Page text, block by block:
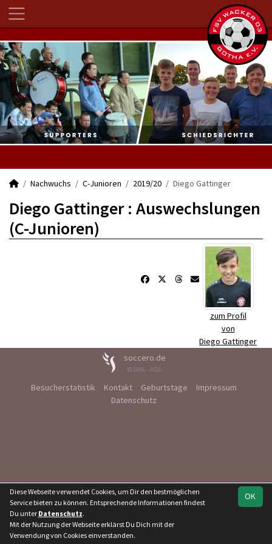
Nachwuchs C-Junioren 2019/20 Diego Gattinger
Diego Gattinger : Auswechslungen
(C-Junioren)
zum Profil
von
Diego Gattinger
soccero.de
© 2006 - 2026
Besucherstatistik Kontakt Geburtstage
Impressum
Datenschutz
OK
Diese Webseite verwendet Cookies, um Dir den bestmöglichen
Service bieten zu können. Entsprechende Informationen findest
Du unter Datenschutz.
Mit der Nutzung der Webseite erklärst Du Dich mit der
Verwendung von Cookies einverstanden.